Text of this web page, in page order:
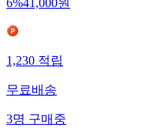
6%41,000원
1,230적립
무료배송
3명구매중